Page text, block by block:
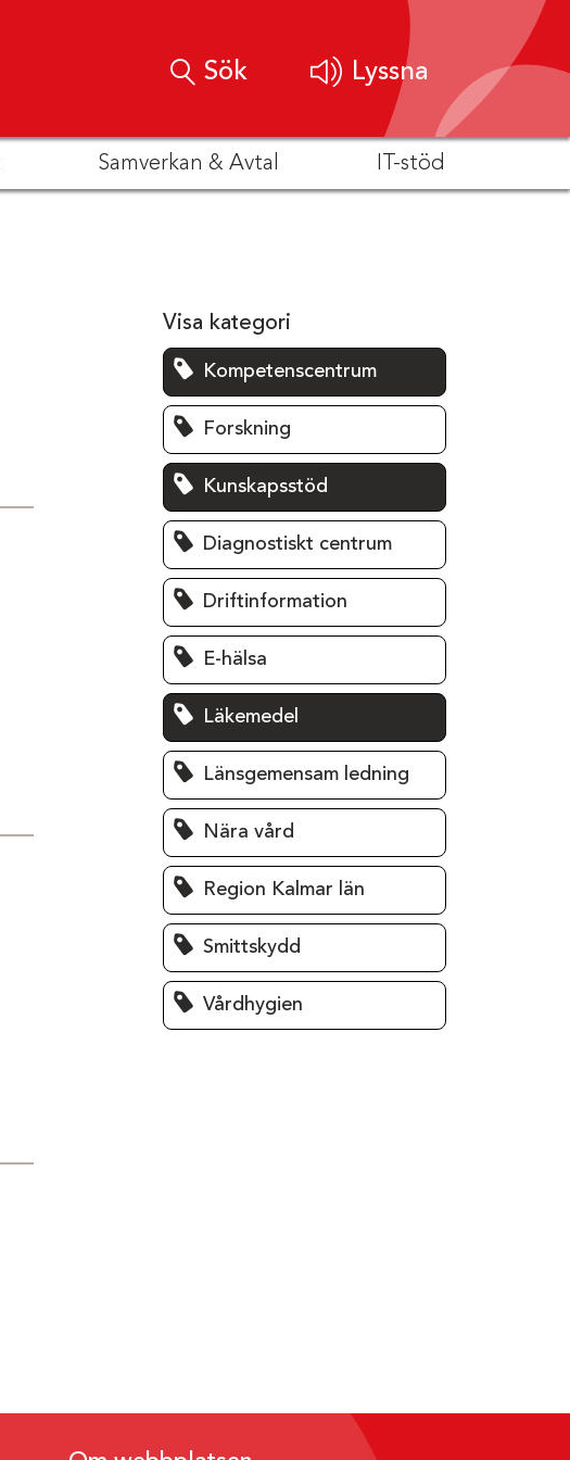
Sök Lyssna
Samverkan & Avtal IT-stöd
Visa kategori
Kompetenscentrum
Forskning
Kunskapsstöd
Diagnostiskt centrum
Driftinformation
E-hälsa
Läkemedel
Länsgemensam ledning
Nära vård
Region Kalmar län
Smittskydd
Vårdhygien